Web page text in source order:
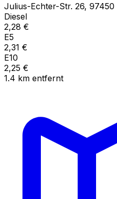
Julius-Echter-Str. 26, 97450
Diesel
2,28 €
E5
2,31 €
E10
2,25 €
1.4 km entfernt